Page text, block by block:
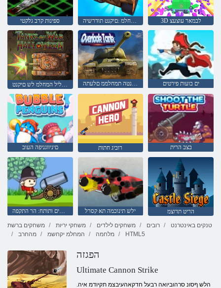
ספינות קרב גלקטי ץילב תמחלמ :םיקנט תודרשיה 3D לבמאר עוצעצ
םיקנטה תמחלממ םלעתה ים בועות פירטים
םיניווגניפה העוב רוביג חתות בצב הרית
חיילים ותותח: הר התקפה ילש תינוכמה תא קסרל
הריט תדוצמ
משחקים ברשת
משחקי יריות משחקים לילדים רובים
טנקים באינטרנט
מהחרב
המחלמ יקחשמ מלחמה HTML5
הפגזה
Ultimate Cannon Strike
.הלש ףסונ סרהוביואה רבעל חדקאהעיבצמ תקיודמ איה